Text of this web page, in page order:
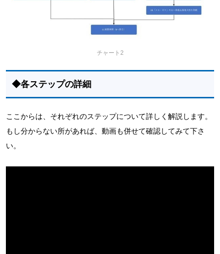
チャート2
◆各ステップの詳細
ここからは、それぞれのステップについて詳しく解説します。
もし分からない所があれば、動画も併せて確認してみて下さ
い。